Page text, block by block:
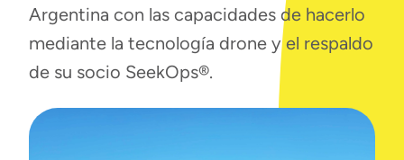
Argentina con las capacidades de hacerlo
mediante la tecnología drone y el respaldo
de su socio SeekOps®.